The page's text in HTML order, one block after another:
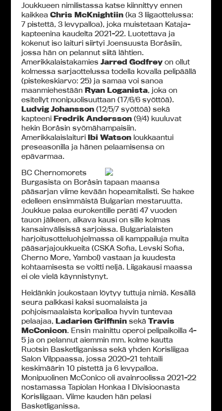
Joukkueen nimilistassa katse kiinnittyy ennen
kaikkeaChris McKnightiin (ka 3 liigaottelussa:
7 pistettä, 3 levypalloa), joka muistetaan Kataja-
kapteenina kaudelta 2021-22. Luotettava ja
kokenut iso laituri siirtyi Joensuusta Boråsiin,
jossa hän on pelannut siitä lähtien.
AmerikkalaistakamiesJarred Godfrey on ollut
kolmessa sarjaottelussa todella kovalla pelipäällä
(pistekeskiarvo: 25) ja samaa voi sanoa
maanmiehestäänRyan Loganista, joka on
esitellyt monipuolisuuttaan (17/6/6 syöttöä).
Ludvig Johansson (12/5/7 syöttöä) sekä
kapteeniFredrik Andersson (9/4) kuuluvat
hekin Boråsin syömähampaisiin.
AmerikkalaislaituriIbi Watson loukkaantui
preseasonilla ja hänen pelaamisensa on
epävarmaa.
BC Chernomorets
Burgasista on Boråsin tapaan maansa
pääsarjan viime kevään hopeamitalisti. Se hakee
edelleen ensimmäistä Bulgarian mestaruutta.
Joukkue palaa eurokentille peräti 47 vuoden
tauon jälkeen, alkava kausi on sille kolmas
kansainvälisissä sarjoissa. Bulgarialaisten
harjoitusotteluohjelmassa oli kamppailuja muita
pääsarjajoukkueita (CSKA Sofia, Levski Sofia,
Cherno More, Yambol) vastaan ja kuudesta
kohtaamisesta se voitti neljä. Liigakausi maassa
ei ole vielä käynnistynyt.
Heidänkin joukostaan löytyy tuttuja nimiä. Kesällä
seura palkkasi kaksi suomalaista ja
pohjoismaalaista koripalloa hyvin tuntevaa
pelaajaa,Ladarien Griffinin sekäTravis
McConicon. Ensin mainittu operoi pelipaikoilla 4-
5 ja on pelannut aiemmin mm. kolme kautta
Ruotsin Basketliganissa sekä yhden Korisliigaa
Salon Vilppaassa, jossa 2020-21 tehtaili
keskimäärin 10 pistettä ja 6 levypalloa.
Monipuolinen McConico oli avainroolissa 2021-22
nostamassa Tapiolan Honkaa I Divisioonasta
Korisliigaan. Viime kauden hän pelasi
Basketliganissa.